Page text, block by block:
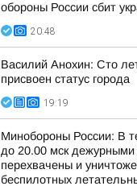
обороны России сбит
20:48
Василий Анохин: Сто
присвоен статус города
19:19
Минобороны России: В
до 20.00 мск
перехвачены и
беспилотных